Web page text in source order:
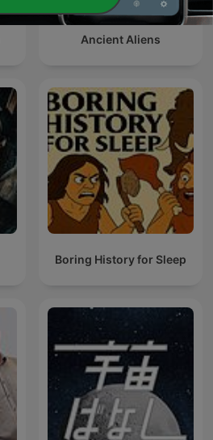
Ancient Aliens
Boring History for Sleep